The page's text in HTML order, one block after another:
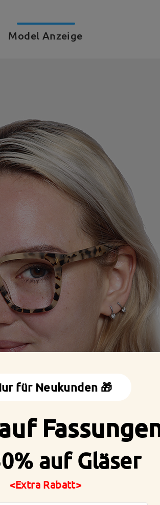
Model Anzeige
für Neukunden 🎁
auf Gläser
<Extra Rabatt>